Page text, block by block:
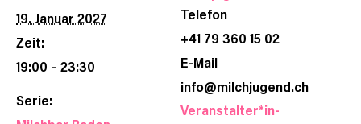
19. Januar 2027
Zeit:
19:00 – 23:30
Serie:
Telefon
+41 79 360 15 02
E-Mail
info@milchjugend.ch
Veranstalter*in-